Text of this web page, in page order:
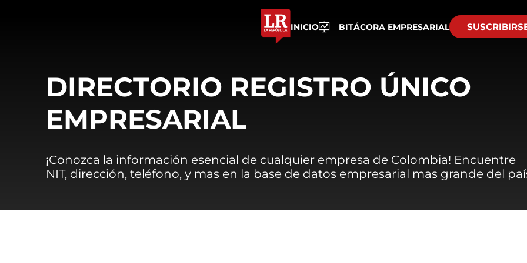
INICIO BITÁCORA EMPRESARIAL
DIRECTORIO REGISTRO ÚNICO
EMPRESARIAL
¡Conozca la información esencial de cualquier empresa de Colombia! Encuentre
NIT, dirección, teléfono, y mas en la base de datos empresarial mas grande del